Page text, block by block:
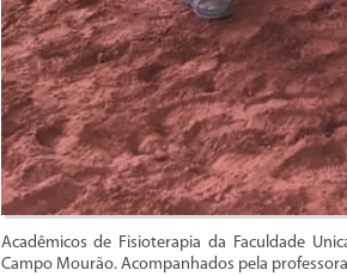
Acadêmicos de Fisioterapia da Faculdade
Campo Mourão. Acompanhados pela